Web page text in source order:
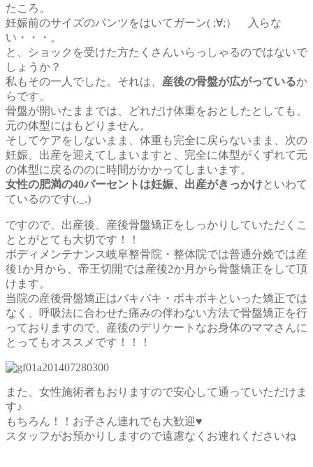
たころ。
妊娠前のサイズのパンツをはいてガーン( ;∀;） 入らな
い・・・。
と、ショックを受けた方たくさんいらっしゃるのではないで
しょうか？
私もその一人でした。それは、 産後の骨盤が広がっているか
らです。
骨盤が開いたままでは、どれだけ体重をおとしたとしても、
元の体型にはもどりません。
そしてケアをしないまま、体重も完全に戻らないまま、次の
妊娠、出産を迎えてしまいますと、完全に体型がくずれて元
の体型に戻るののに時間がかかってしまいます。
女性の肥満の40パーセントは妊娠、出産がきっかけといわて
ているのです(._.)
ですので、出産後、産後骨盤矯正をしっかりしていただくこ
ととがとても大切です！！
ボディメンテナンス岐阜整骨院・整体院では普通分娩では産
後1か月から、帝王切開では産後2か月から骨盤矯正をして頂
けます。
当院の産後骨盤矯正はバキバキ・ボキボキといった矯正では
なく、呼吸法に合わせた痛みの伴わない方法で骨盤矯正を行
っておりますので、産後のデリケートなお身体のママさんに
とってもオススメです！！！
また、女性施術者もおりますので安心して通っていただけま
す♪
もちろん！！お子さん連れでも大歓迎♥
スタッフがお預かりしますので遠慮なくお連れくださいね